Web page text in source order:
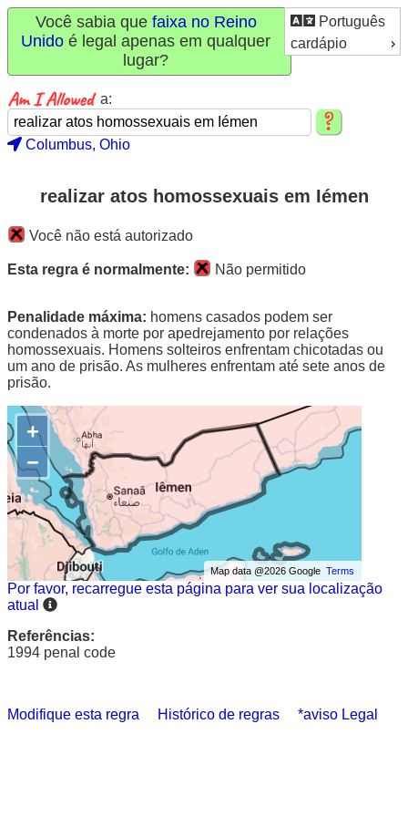
Português
cardápio
Você sabia que faixa no Reino
Unido é legal apenas em qualquer
lugar?
a:
Columbus, Ohio
realizar atos homossexuais em Iémen
Você não está autorizado
Esta regra é normalmente: Não permitido
Penalidade máxima: homens casados podem ser
condenados à morte por apedrejamento por relações
homossexuais. Homens solteiros enfrentam chicotadas ou
um ano de prisão. As mulheres enfrentam até sete anos de
prisão.
+
−
Map data @2026 GoogleTerms
Por favor, recarregue esta página para ver sua localização
atual
Referências:
1994 penal code
Modifique esta regra Histórico de regras *aviso Legal